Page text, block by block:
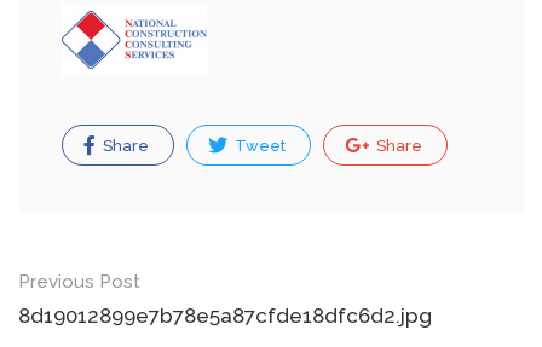
Share Tweet Share
Post
navigation
Previous Post
8d19012899e7b78e5a87cfde18dfc6d2.jpg